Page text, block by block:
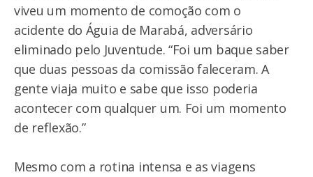
viveu um momento de comoção com o
acidente do Águia de Marabá, adversário
eliminado pelo Juventude. “Foi um baque saber
que duas pessoas da comissão faleceram. A
gente viaja muito e sabe que isso poderia
acontecer com qualquer um. Foi um momento
de reflexão.”
Mesmo com a rotina intensa e as viagens